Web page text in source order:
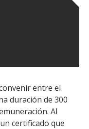
entre el
duración de 300
Al
certificado que